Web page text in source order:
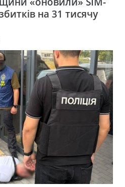
на 31 тисячу